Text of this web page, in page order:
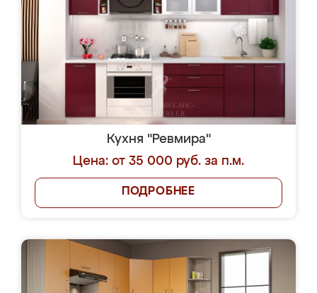
Кухня "Ревмира"
Цена: от 35 000 руб. за п.м.
ПОДРОБНЕЕ